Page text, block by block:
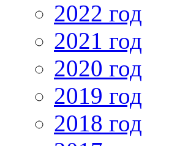
2022 год
2021 год
2020 год
2019 год
2018 год